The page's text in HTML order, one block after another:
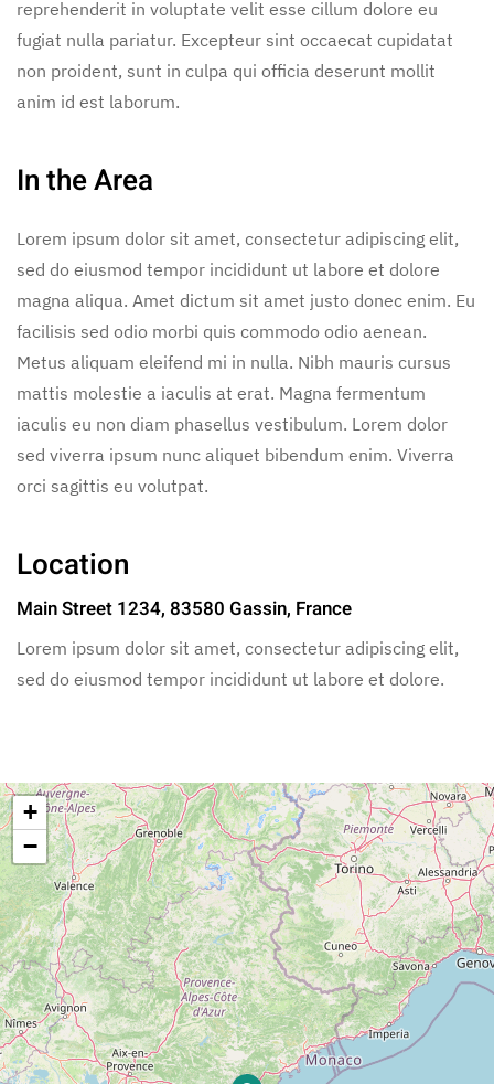
reprehenderit in voluptate velit esse cillum dolore eu
fugiat nulla pariatur. Excepteur sint occaecat cupidatat
non proident, sunt in culpa qui officia deserunt mollit
anim id est laborum.
In the Area
Lorem ipsum dolor sit amet, consectetur adipiscing elit,
sed do eiusmod tempor incididunt ut labore et dolore
magna aliqua. Amet dictum sit amet justo donec enim. Eu
facilisis sed odio morbi quis commodo odio aenean.
Metus aliquam eleifend mi in nulla. Nibh mauris cursus
mattis molestie a iaculis at erat. Magna fermentum
iaculis eu non diam phasellus vestibulum. Lorem dolor
sed viverra ipsum nunc aliquet bibendum enim. Viverra
orci sagittis eu volutpat.
Location
Main Street 1234, 83580 Gassin, France
Lorem ipsum dolor sit amet, consectetur adipiscing elit,
sed do eiusmod tempor incididunt ut labore et dolore.
+
−